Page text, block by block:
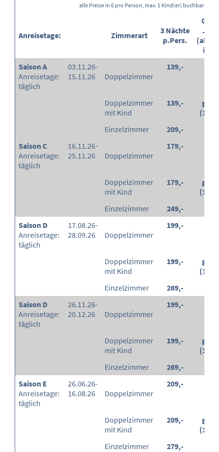
alle Preise in € pro Person, max. 1 Kind(er) buchbar
Anreisetage: Zimmerart
3 Nächte
p.Pers.
0-
(ab/
in
Saison A
Anreisetage:
täglich
03.11.26-
15.11.26
Doppelzimmer
139,-
Doppelzimmer
mit Kind
139,-
Einzelzimmer
209,-
Saison C
Anreisetage:
täglich
16.11.26-
25.11.26
Doppelzimmer
179,-
Doppelzimmer
mit Kind
179,-
Einzelzimmer
249,-
Saison D
Anreisetage:
täglich
17.08.26-
28.09.26
Doppelzimmer
199,-
Doppelzimmer
mit Kind
199,-
Einzelzimmer
269,-
Saison D
Anreisetage:
täglich
26.11.26-
20.12.26
Doppelzimmer
199,-
Doppelzimmer
mit Kind
199,-
Einzelzimmer
269,-
Saison E
Anreisetage:
täglich
26.06.26-
16.08.26
Doppelzimmer
209,-
Doppelzimmer
mit Kind
209,-
Einzelzimmer
279,-